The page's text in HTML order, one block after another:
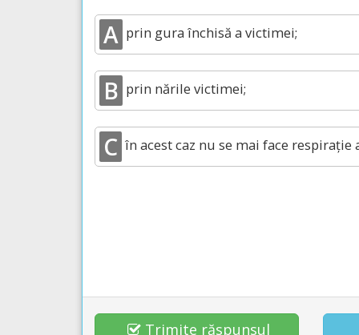
A prin gura închisă a victimei;
B prin nările victimei;
C în acest caz nu se mai face respirație
Trimite răspunsul